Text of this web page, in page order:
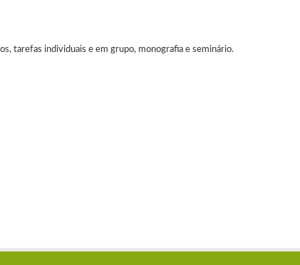
tarefas individuais e em grupo, monografia e seminário.